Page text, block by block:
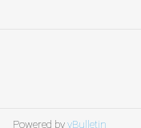
Powered byvBulletin